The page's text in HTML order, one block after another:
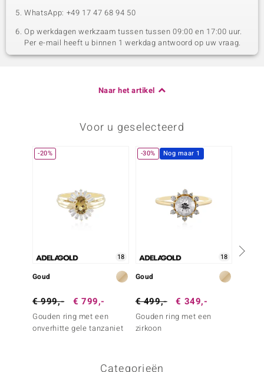
WhatsApp: +49 17 47 68 94 50
Op werkdagen werkzaam tussen tussen 09:00 en 17:00 uur.
Per e-mail heeft u binnen 1 werkdag antwoord op uw vraag.
Naar het artikel
Voor u geselecteerd
-20%
18
Goud
€ 999,- € 799,-
Gouden ring met een
onverhitte gele tanzaniet
-30% Nog maar 1
18
Goud
€ 499,- € 349,-
Gouden ring met een
zirkoon
Categorieën